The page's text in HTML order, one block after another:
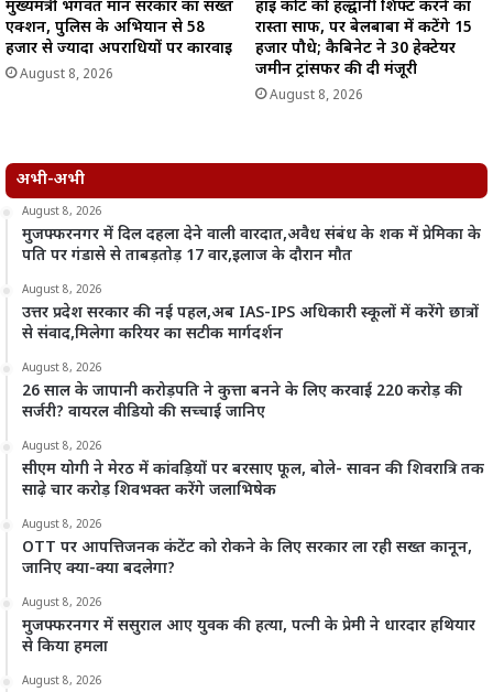
मुख्यमंत्री भगवंत मान सरकार का सख्त
एक्शन, पुलिस के अभियान से 58
हजार से ज्यादा अपराधियों पर कार्रवाई
August 8, 2026
हाई कोर्ट को हल्द्वानी शिफ्ट करने का
रास्ता साफ, पर बेलबाबा में कटेंगे 15
हजार पौधे; कैबिनेट ने 30 हेक्टेयर
जमीन ट्रांसफर की दी मंजूरी
August 8, 2026
अभी-अभी
August 8, 2026
मुजफ्फरनगर में दिल दहला देने वाली वारदात,अवैध संबंध के शक में प्रेमिका के
पति पर गंडासे से ताबड़तोड़ 17 वार,इलाज के दौरान मौत
August 8, 2026
उत्तर प्रदेश सरकार की नई पहल,अब IAS-IPS अधिकारी स्कूलों में करेंगे छात्रों
से संवाद,मिलेगा करियर का सटीक मार्गदर्शन
August 8, 2026
26 साल के जापानी करोड़पति ने कुत्ता बनने के लिए करवाई 220 करोड़ की
सर्जरी? वायरल वीडियो की सच्चाई जानिए
August 8, 2026
सीएम योगी ने मेरठ में कांवड़ियों पर बरसाए फूल, बोले- सावन की शिवरात्रि तक
साढ़े चार करोड़ शिवभक्त करेंगे जलाभिषेक
August 8, 2026
OTT पर आपत्तिजनक कंटेंट को रोकने के लिए सरकार ला रही सख्त कानून,
जानिए क्या-क्या बदलेगा?
August 8, 2026
मुजफ्फरनगर में ससुराल आए युवक की हत्या, पत्नी के प्रेमी ने धारदार हथियार
से किया हमला
August 8, 2026